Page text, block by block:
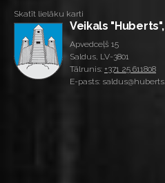
Skatīt lielāku karti
Veikals
Apvedceļš 15
Saldus, LV-3801
Tālrunis: +371 25 611808
E-pasts: